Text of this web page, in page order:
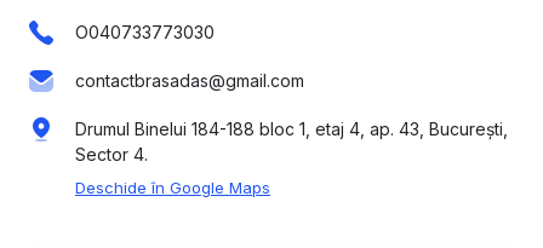
O040733773030
contactbrasadas@gmail.com
Drumul Binelui 184-188 bloc 1, etaj 4, ap. 43, București,
Sector 4.
Deschide în Google Maps